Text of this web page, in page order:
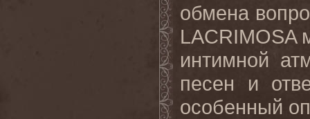
обмена
LACRIMOSA
интимной
песен и
особенный